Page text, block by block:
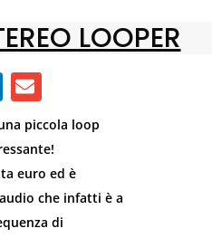
LOOPER
piccola loop
euro ed è
che infatti è a
di